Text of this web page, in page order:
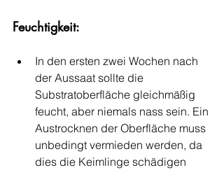
Feuchtigkeit:
In den ersten zwei Wochen nach
der Aussaat sollte die
Substratoberfläche gleichmäßig
feucht, aber niemals nass sein. Ein
Austrocknen der Oberfläche muss
unbedingt vermieden werden, da
dies die Keimlinge schädigen